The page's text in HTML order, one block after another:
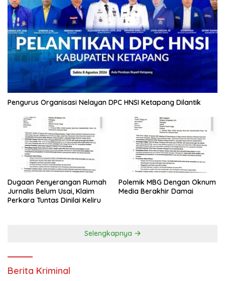
Pengurus Organisasi Nelayan DPC HNSI Ketapang Dilantik
Dugaan Penyerangan Rumah
Jurnalis Belum Usai, Klaim
Perkara Tuntas Dinilai Keliru
Polemik MBG Dengan Oknum
Media Berakhir Damai
Selengkapnya
Berita Kriminal